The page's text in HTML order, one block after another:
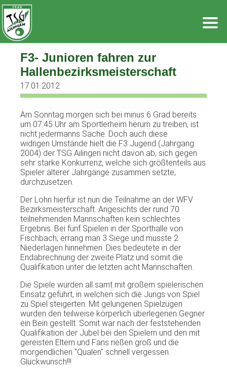
Zum
Inhalt
springen
F3- Junioren fahren zur
Hallenbezirksmeisterschaft
17.01.2012
Am Sonntag morgen sich bei minus 6 Grad bereits
um 07:45 Uhr am Sportlerheim herum zu treiben, ist
nicht jedermanns Sache. Doch auch diese
widrigen Umstände hielt die F3 Jugend (Jahrgang
2004) der TSG Ailingen nicht davon ab, sich gegen
sehr starke Konkurrenz, welche sich größtenteils aus
Spieler älterer Jahrgänge zusammen setzte,
durchzusetzen.
Der Lohn hierfür ist nun die Teilnahme an der WFV
Bezirksmeisterschaft. Angesichts der rund 70
teilnehmenden Mannschaften kein schlechtes
Ergebnis. Bei fünf Spielen in der Sporthalle von
Fischbach, errang man 3 Siege und musste 2
Niederlagen hinnehmen. Dies bedeutete in der
Endabrechnung der zweite Platz und somit die
Qualifikation unter die letzten acht Mannschaften.
Die Spiele wurden all samt mit großem spielerischen
Einsatz geführt, in welchen sich die Jungs von Spiel
zu Spiel steigerten. Mit gelungenen Spielzügen
wurden den teilweise körperlich überlegenen Gegner
ein Bein gestellt. Somit war nach der feststehenden
Qualifikation der Jubel bei den Spielern und den mit
gereisten Eltern und Fans rießen groß und die
morgendlichen "Qualen" schnell vergessen.
Glückwunsch!!!